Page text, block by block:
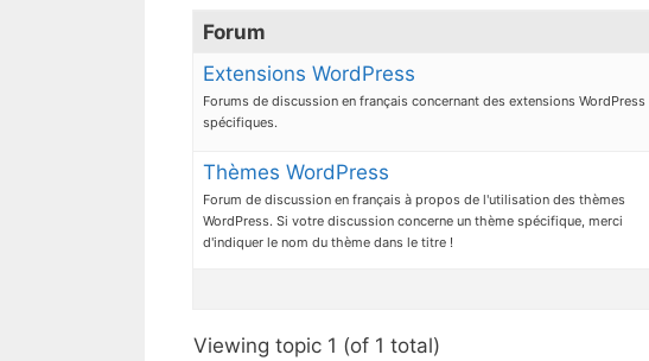
Forum
Extensions WordPress
Forums de discussion en français concernant des extensions WordPress
spécifiques.
Thèmes WordPress
Forum de discussion en français à propos de l'utilisation des thèmes
WordPress. Si votre discussion concerne un thème spécifique, merci
d'indiquer le nom du thème dans le titre !
Viewing topic 1 (of 1 total)